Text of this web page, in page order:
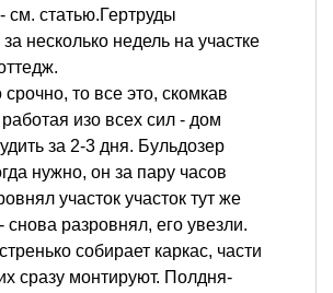
см. статью.Гертруды
несколько недель на участке
то все это, скомкав
изо всех сил - дом
за 2-3 дня. Бульдозер
нужно, он за пару часов
участок участок тут же
разровнял, его увезли.
собирает каркас, части
сразу монтируют. Полдня-